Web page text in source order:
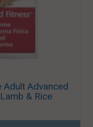
Adult Advanced
& Rice